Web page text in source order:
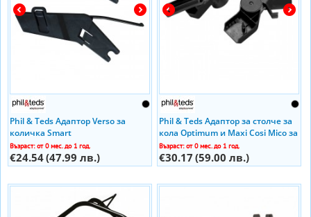
Phil & Teds Адаптор Verso за
количка Smart
Възраст: от 0 мес. до 1 год.
€24.54(47.99 лв.)
Phil & Teds Адаптор за столче за
кола Optimum и Maxi Cosi Mico за
количка Promenade
Възраст: от 0 мес. до 1 год.
€30.17 (59.00 лв.)